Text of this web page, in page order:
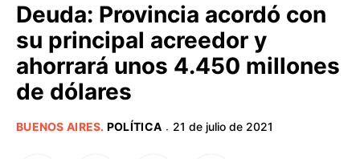
BUENOS AIRES
PROVINCIAS
Deuda: Provincia acordó con
su principal acreedor y
ahorrará unos 4.450 millones
de dólares
BUENOS AIRES. POLÍTICA · 21 de julio de 2021